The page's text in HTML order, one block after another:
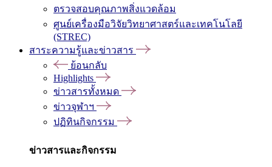
ตรวจสอบคุณภาพสิ่งแวดล้อม
ศูนย์เครื่องมือวิจัยวิทยาศาสตร์และเทคโนโลยี
(STREC)
สาระความรู้และข่าวสาร
ย้อนกลับ
Highlights
ข่าวสารทั้งหมด
ข่าวจุฬาฯ
ปฏิทินกิจกรรม
ข่าวสารและกิจกรรม